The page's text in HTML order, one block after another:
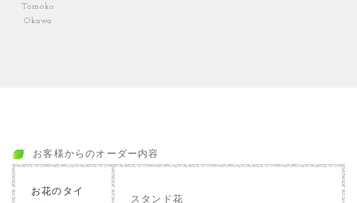
Tomoko
Okawa
お客様からのオーダー内容
お花のタイ
スタンド花